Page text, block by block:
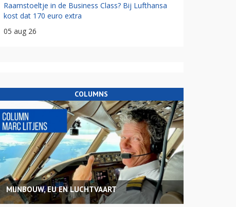
Raamstoeltje in de Business Class? Bij Lufthansa
kost dat 170 euro extra
05 aug 26
COLUMNS
MIJNBOUW, EU EN LUCHTVAART